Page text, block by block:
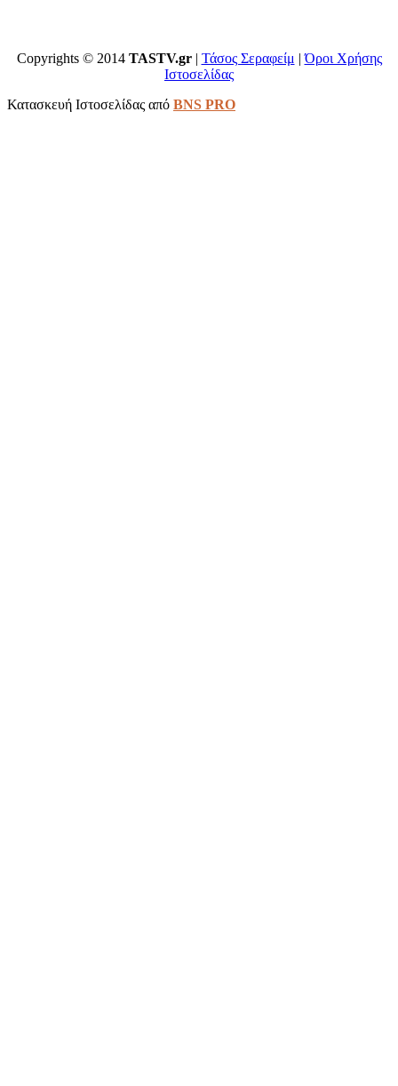
Copyrights © 2014 TASTV.gr| Τάσος Σεραφείμ |Όροι Χρήσης
Ιστοσελίδας
Κατασκευή Ιστοσελίδας από BNS PRO